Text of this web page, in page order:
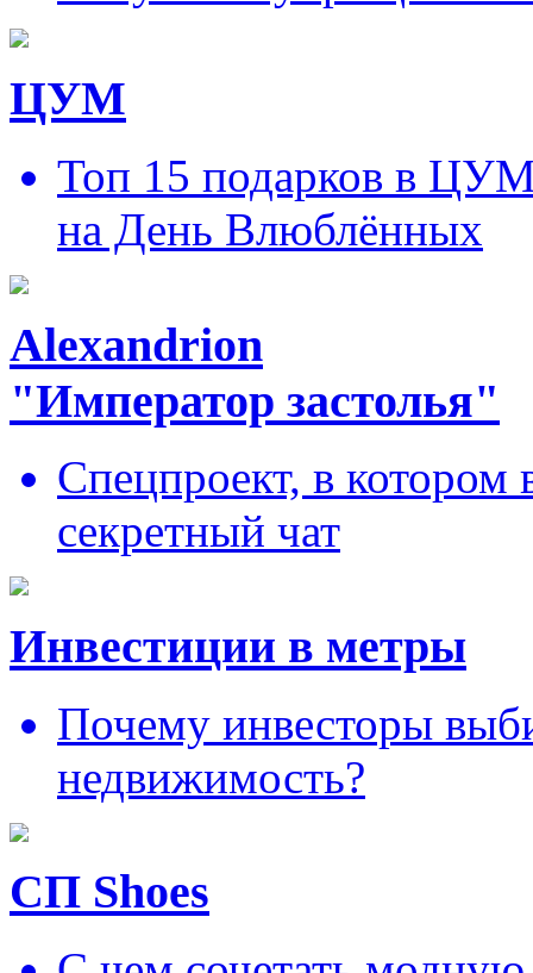
ЦУМ
Топ 15 подарков в
на День Влюблённых
Alexandrion
"Император застолья"
Спецпроект, в котором
секретный чат
Инвестиции в метры
Почему инвесторы
недвижимость?
СП Shoes